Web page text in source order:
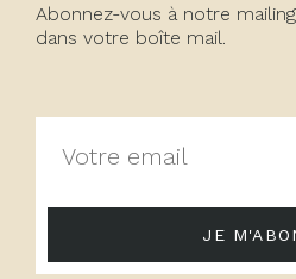
Abonnez-vous à notre
dans votre boîte mail.
JE